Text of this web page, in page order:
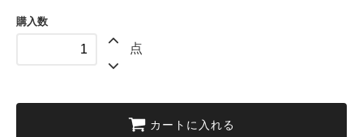
購入数
点
カートに入れる